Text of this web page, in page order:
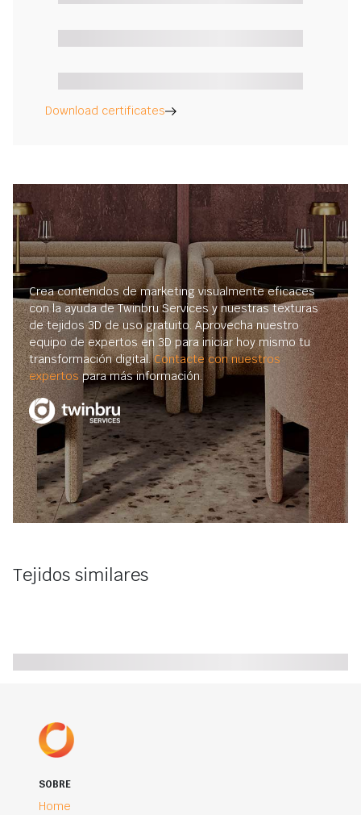
Download certificates
Crea contenidos de marketing visualmente eficaces
con la ayuda de Twinbru Services y nuestras texturas
de tejidos 3D de uso gratuito. Aprovecha nuestro
equipo de expertos en 3D para iniciar hoy mismo tu
transformación digital.Contacte con nuestros
expertos para más información.
Tejidos similares
SOBRE
Home